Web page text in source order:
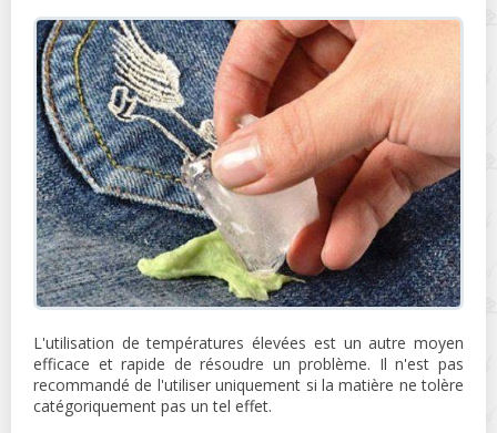
L'utilisation de températures élevées est un autre moyen
efficace et rapide de résoudre un problème. Il n'est pas
recommandé de l'utiliser uniquement si la matière ne tolère
catégoriquement pas un tel effet.